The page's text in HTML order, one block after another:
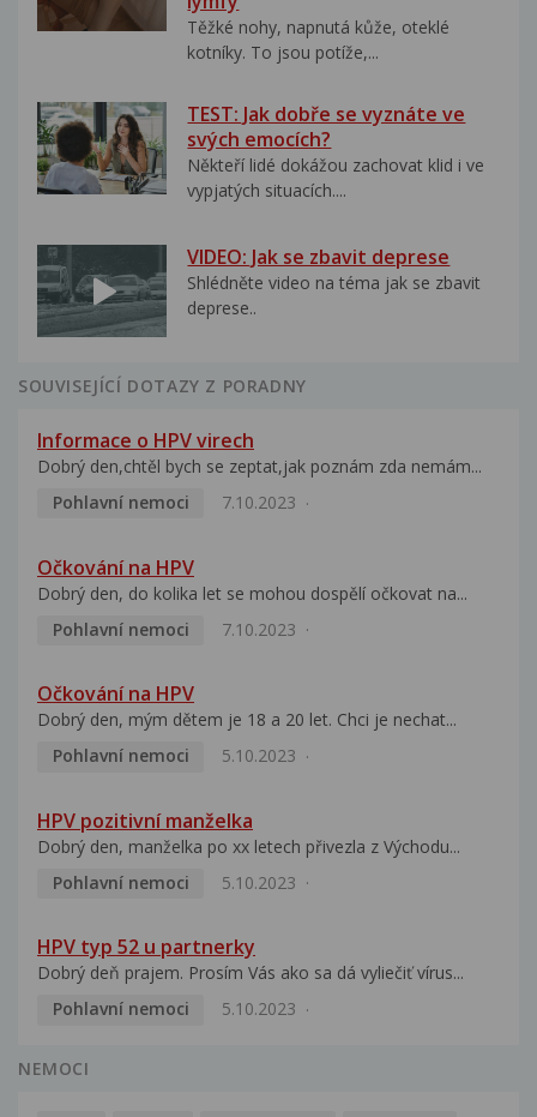
Těžké nohy, napnutá kůže, oteklé
kotníky. To jsou potíže,...
TEST: Jak dobře se vyznáte ve
svých emocích?
Někteří lidé dokážou zachovat klid i ve
vypjatých situacích....
VIDEO: Jak se zbavit deprese
Shlédněte video na téma jak se zbavit
deprese..
SOUVISEJÍCÍ DOTAZY Z PORADNY
Informace o HPV virech
Dobrý den,chtěl bych se zeptat,jak poznám zda nemám...
Pohlavní nemoci
7.10.2023
Očkování na HPV
Dobrý den, do kolika let se mohou dospělí očkovat na...
Pohlavní nemoci
7.10.2023
Očkování na HPV
Dobrý den, mým dětem je 18 a 20 let. Chci je nechat...
Pohlavní nemoci
5.10.2023
HPV pozitivní manželka
Dobrý den, manželka po xx letech přivezla z Východu...
Pohlavní nemoci
5.10.2023
HPV typ 52 u partnerky
Dobrý deň prajem. Prosím Vás ako sa dá vyliečiť vírus...
Pohlavní nemoci
5.10.2023
NEMOCI